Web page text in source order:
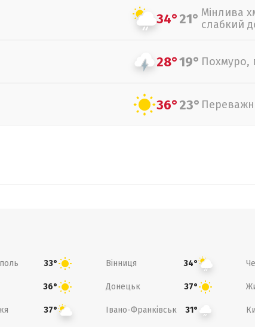
34°21° Мінлива
слабкий
28°19° Похмуро,
36°23°
33° Вінниця 34°
36° Донецьк 37°
37° Івано-Франківськ 31°